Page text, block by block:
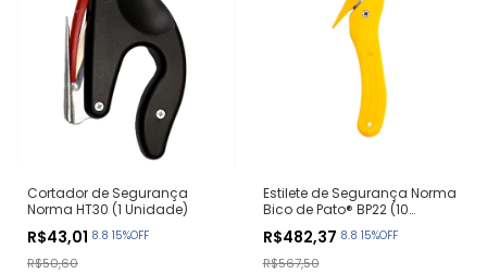
Cortador de Segurança
Norma HT30 (1 Unidade)
R$43,01 8.8 15%OFF
R$50,60
Estilete de Segurança Norma
Bico de Pato® BP22 (10
R$482,37 8.8 15%OFF
R$567,50